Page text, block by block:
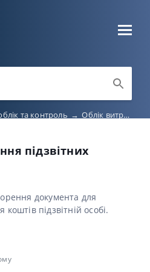
та контроль → Облік витрат і підзвітних коштів
підзвітних
документа для
підзвітній особі.